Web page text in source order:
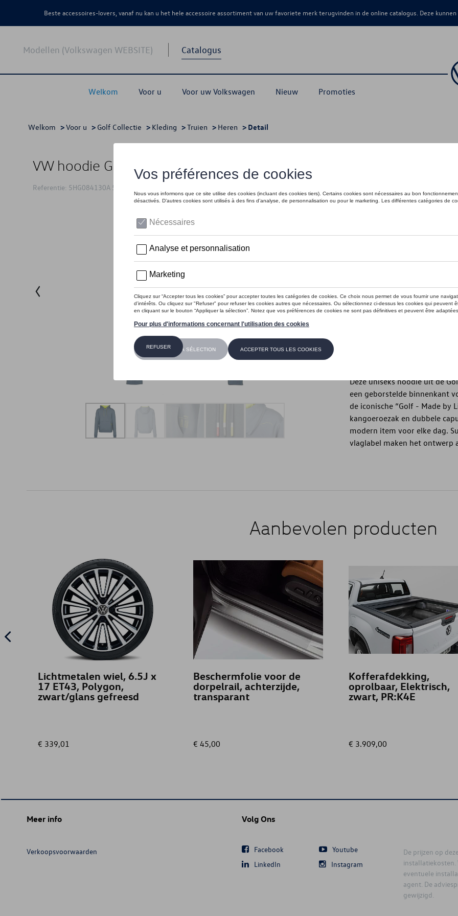
Beste accessoires-lovers, vanaf nu kan u het hele accessoire assortiment van uw favoriete merk terugvinden in de online catalogus. Deze
Modellen (Volkswagen WEBSITE) Catalogus
Welkom Voor u Voor uw Volkswagen Nieuw Promoties
Welkom >Voor u > Golf Collectie > Kleding >Truien > Heren > Detail
VW hoodie Golf, grijs - S
Referentie: 5HG084130A 530
Dit product is momenteel niet op
Deze uniseks hoodie uit de
een geborstelde binnenkant
de iconische “Golf - Made by
kangoeroezak en dubbele
modern item voor elke dag.
vlaglabel maken het ontwerp
Aanbevolen producten
Lichtmetalen wiel, 6.5J x
17 ET43, Polygon,
zwart/glans gefreesd
€ 339,01
Beschermfolie voor de
dorpelrail, achterzijde,
transparant
€ 45,00
Kofferafdekking,
oprolbaar, Elektrisch,
zwart, PR:K4E
€ 3.909,00
Meer info
Verkoopsvoorwaarden
Volg Ons
Facebook
Youtube
LinkedIn
Instagram
De prijzen op
installatiekosten.
eventuele
agent. De
gewijzigd.